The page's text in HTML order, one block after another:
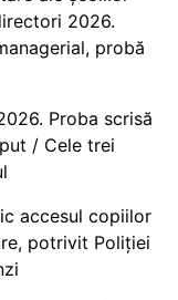
2026.
probă
Proba scrisă
/ Cele trei
accesul copiilor
potrivit Poliției